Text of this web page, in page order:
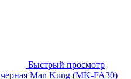
Быстрый просмотр
Man Kung (MK-FA30)